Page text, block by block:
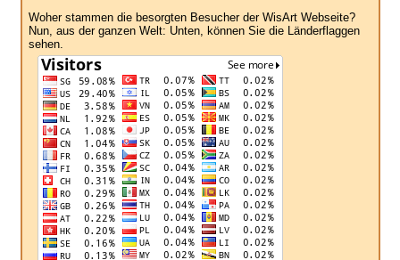
Woher stammen die besorgten Besucher der WisArt Webseite?
Nun, aus der ganzen Welt: Unten, können Sie die Länderflaggen
sehen.